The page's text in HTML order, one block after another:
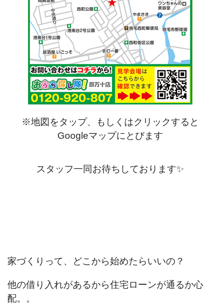
※地図をタップ、もしくはクリックすると
Googleマップにとびます
スタッフ一同お待ちしております✨
家づくりって、どこから始めたらいいの？
他の借り入れがあるから住宅ローンが通るか心
配。。